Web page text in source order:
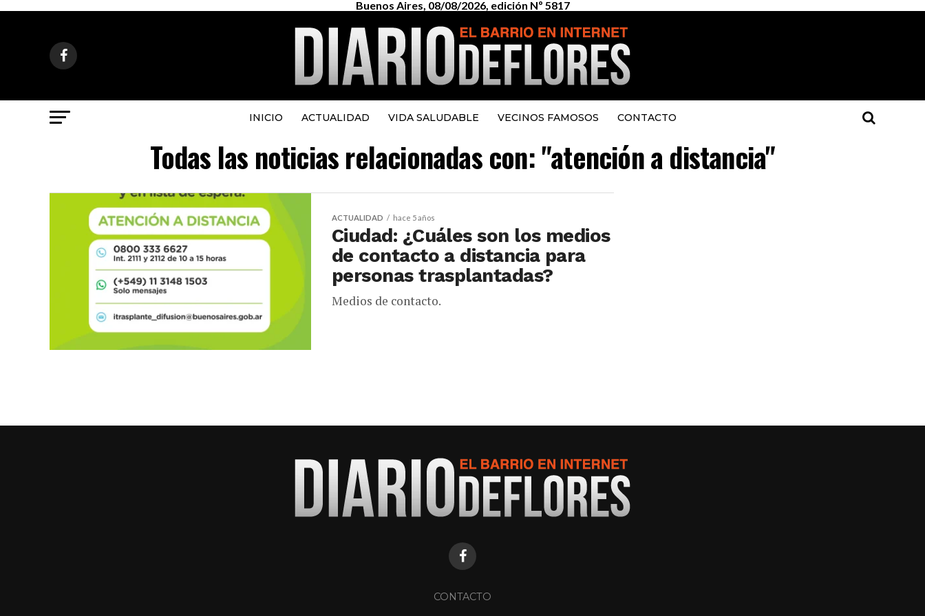
Buenos Aires, 08/08/2026, edición Nº 5817
INICIO ACTUALIDAD VIDA SALUDABLE VECINOS FAMOSOS CONTACTO
Todas las noticias relacionadas con: "atención a distancia"
ACTUALIDAD hace 5 años
Ciudad: ¿Cuáles son los medios
de contacto a distancia para
personas trasplantadas?
Medios de contacto.
CONTACTO